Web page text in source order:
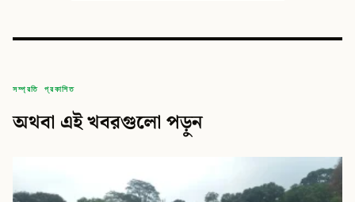
সম্প্রতি প্রকাশিত
অথবা এই খবরগুলো পড়ুন